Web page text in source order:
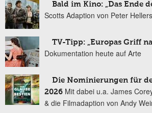
Bald im Kino: „Das Ende
Scotts Adaption von Peter
TV-Tipp: „Europas Griff
Dokumentation heute auf Arte
Die Nominierungen für
2026 Mit dabei u.a. James
& die Filmadaption von Andy